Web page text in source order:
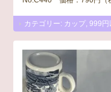
カテゴリー: カップ ,999円